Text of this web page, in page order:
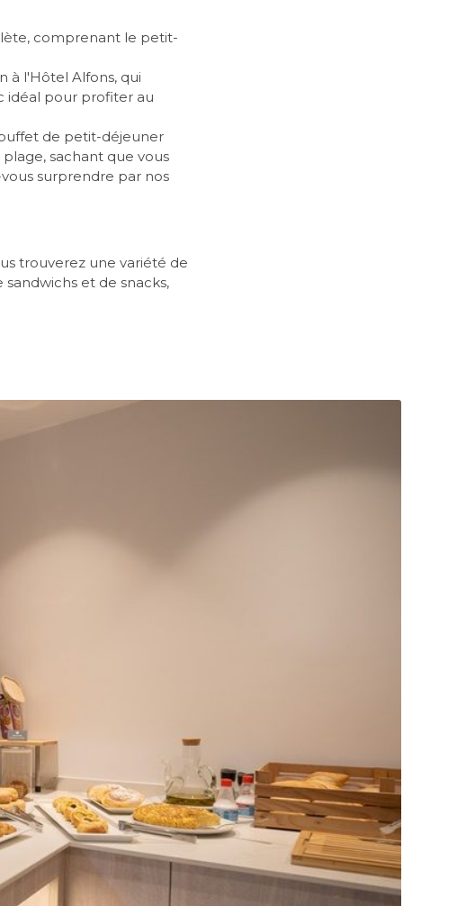
comprenant le petit-
à l'Hôtel Alfons, qui
idéal pour profiter au
de petit-déjeuner
sachant que vous
surprendre par nos
trouverez une variété de
et de snacks,